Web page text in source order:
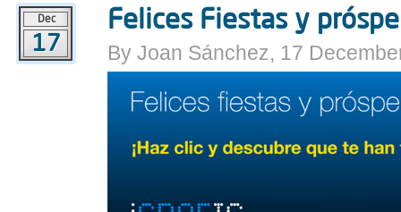
Dec
17
Felices Fiestas y
By Joan Sánchez, 17